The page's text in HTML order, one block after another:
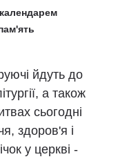
йдуть до
а також
сьогодні
здоров'я і
у церкві -